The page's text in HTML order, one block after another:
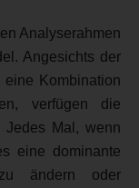
Analyserahmen
Angesichts der
Kombination
verfügen die
Jedes Mal, wenn
eine dominante
ändern oder